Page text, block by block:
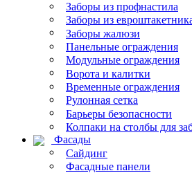
Заборы из профнастила
Заборы из
Заборы жалюзи
Панельные ограждения
Модульные ограждения
Ворота и калитки
Временные ограждения
Рулонная сетка
Барьеры безопасности
Колпаки на столбы для
Фасады
Сайдинг
Фасадные панели